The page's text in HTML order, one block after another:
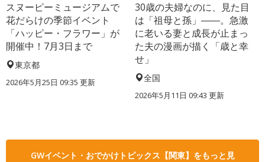
スヌーピーミュージアムで
花だらけの季節イベント
「ハッピー・フラワー」が
開催中！7月3日まで
東京都
2026年5月25日 09:35 更新
30歳の夫婦なのに、見た目
は「祖母と孫」――。急激
に老いる妻と成長が止まっ
た夫の漫画が描く「歳と幸
せ」
全国
2026年5月11日 09:43 更新
GWイベント・おでかけトピックス【関東】をもっと見